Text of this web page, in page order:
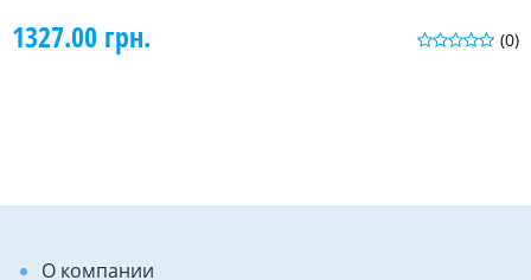
(0)
1327.00 грн.
О компании